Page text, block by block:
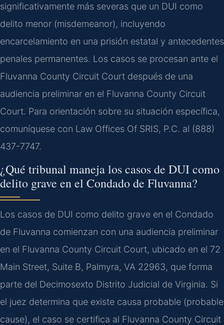
significativamente más severas que un DUI como
delito menor (misdemeanor), incluyendo
encarcelamiento en una prisión estatal y antecedentes
penales permanentes. Los casos se procesan ante el
Fluvanna County Circuit Court después de una
audiencia preliminar en el Fluvanna County Circuit
Court. Para orientación sobre su situación específica,
comuníquese con Law Offices Of SRIS, P.C. al (888)
437-7747.
¿Qué tribunal maneja los casos de DUI como
delito grave en el Condado de Fluvanna?
Los casos de DUI como delito grave en el Condado
de Fluvanna comienzan con una audiencia preliminar
en el Fluvanna County Circuit Court, ubicado en el 72
Main Street, Suite B, Palmyra, VA 22963, que forma
parte del Decimosexto Distrito Judicial de Virginia. Si
el juez determina que existe causa probable (probable
cause), el caso se certifica al Fluvanna County Circuit